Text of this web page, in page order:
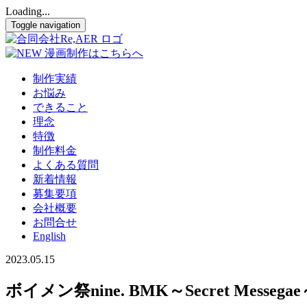
Loading...
Toggle navigation
制作実績
お悩み
できること
理念
特徴
制作料金
よくある質問
新着情報
募集要項
会社概要
お問合せ
English
2023.05.15
ボイメン祭nine. BMK～Secret Messegae